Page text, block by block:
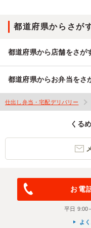
都道府県からさが
都道府県から店舗をさが
都道府県からお弁当をさ
仕出し弁当・宅配デリバリー
くる
お電
平日 9:00
よ